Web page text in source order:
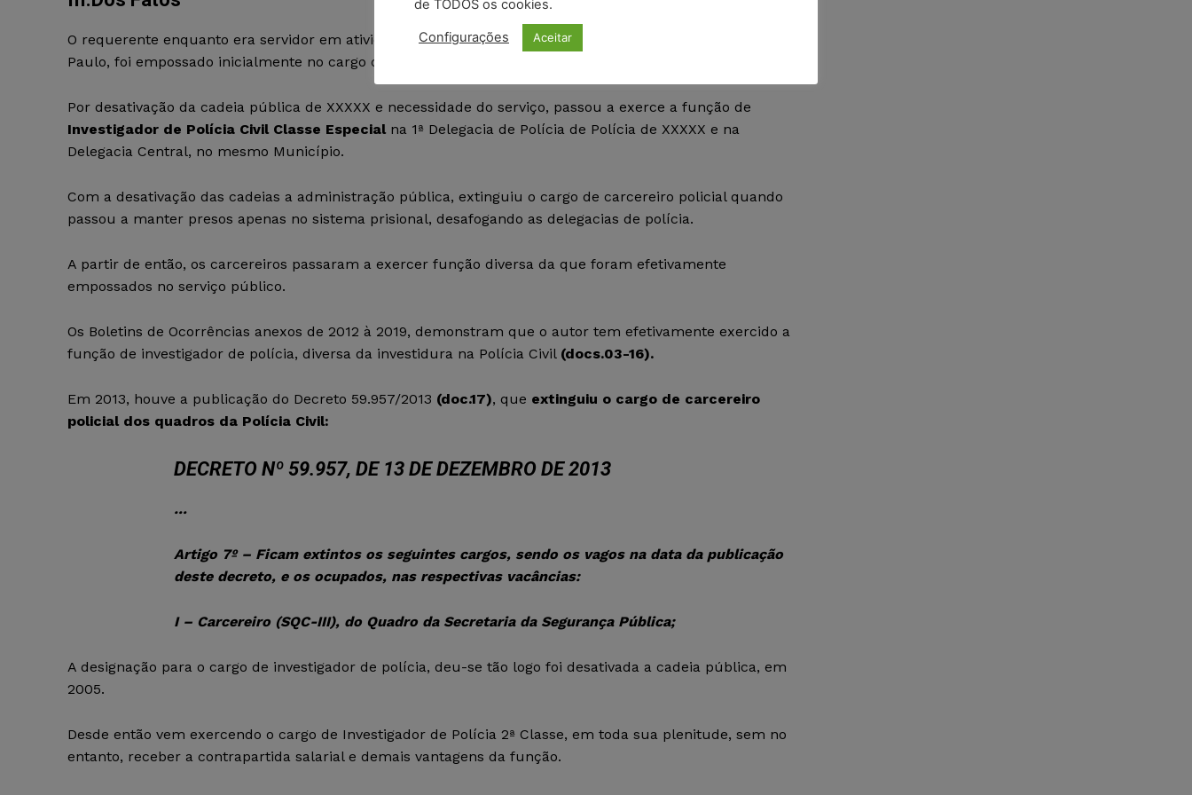
O requerente enquanto era servidor em atividade na Secretaria de Segurança Pública do Estado de São
Paulo, foi empossado inicialmente no cargo de
Por desativação da cadeia pública de XXXXX e necessidade do serviço, passou a exerce a função de
Investigador de Polícia Civil Classe Especial na 1ª Delegacia de Polícia de Polícia de XXXXX e na
Delegacia Central, no mesmo Município.
Com a desativação das cadeias a administração pública, extinguiu o cargo de carcereiro policial quando
passou a manter presos apenas no sistema prisional, desafogando as delegacias de polícia.
A partir de então, os carcereiros passaram a exercer função diversa da que foram efetivamente
empossados no serviço público.
Os Boletins de Ocorrências anexos de 2012 à 2019, demonstram que o autor tem efetivamente exercido a
função de investigador de polícia, diversa da investidura na Polícia Civil (docs.03-16).
Em 2013, houve a publicação do Decreto 59.957/2013 (doc.17), que extinguiu o cargo de carcereiro
policial dos quadros da Polícia Civil:
DECRETO Nº 59.957, DE 13 DE DEZEMBRO DE 2013
…
Artigo 7º – Ficam extintos os seguintes cargos, sendo os vagos na data da publicação
deste decreto, e os ocupados, nas respectivas vacâncias:
I – Carcereiro (SQC-III), do Quadro da Secretaria da Segurança Pública;
A designação para o cargo de investigador de polícia, deu-se tão logo foi desativada a cadeia pública, em
2005.
Desde então vem exercendo o cargo de Investigador de Polícia 2ª Classe, em toda sua plenitude, sem no
entanto, receber a contrapartida salarial e demais vantagens da função.
de TODOS os cookies.
Configurações Aceitar